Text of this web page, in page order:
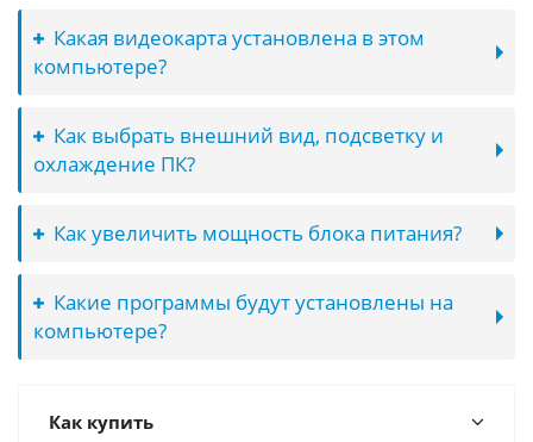
Какая видеокарта установлена в этом
компьютере?
Как выбрать внешний вид, подсветку и
охлаждение ПК?
Как увеличить мощность блока питания?
Какие программы будут установлены на
компьютере?
Как купить